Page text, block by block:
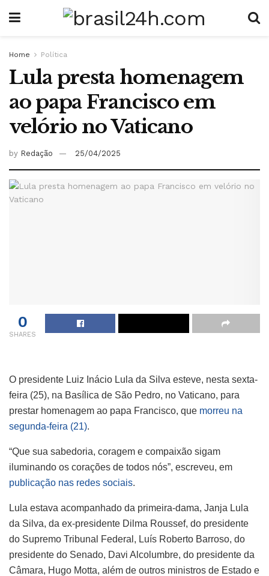
Home Política
Lula presta homenagem
ao papa Francisco em
velório no Vaticano
by Redação 25/04/2025
0
SHARES
O presidente Luiz Inácio Lula da Silva esteve, nesta sexta-
feira (25), na Basílica de São Pedro, no Vaticano, para
prestar homenagem ao papa Francisco, que morreu na
segunda-feira (21).
“Que sua sabedoria, coragem e compaixão sigam
iluminando os corações de todos nós”, escreveu, em
publicação nas redes sociais.
Lula estava acompanhado da primeira-dama, Janja Lula
da Silva, da ex-presidente Dilma Roussef, do presidente
do Supremo Tribunal Federal, Luís Roberto Barroso, do
presidente do Senado, Davi Alcolumbre, do presidente da
Câmara, Hugo Motta, além de outros ministros de Estado e